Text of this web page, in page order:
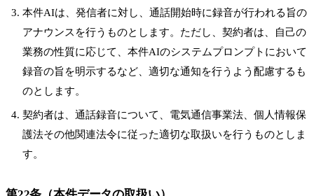
本件AIは、発信者に対し、通話開始時に録音が行われる旨の
アナウンスを行うものとします。ただし、契約者は、自己の
業務の性質に応じて、本件AIのシステムプロンプトにおいて
録音の旨を明示するなど、適切な通知を行うよう配慮するも
のとします。
契約者は、通話録音について、電気通信事業法、個人情報保
護法その他関連法令に従った適切な取扱いを行うものとしま
す。